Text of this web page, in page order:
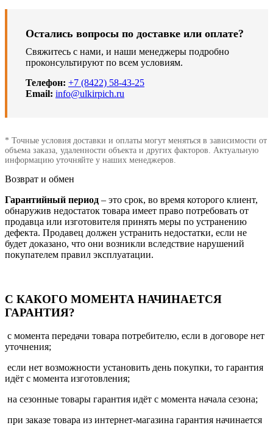
Остались вопросы по доставке или оплате?
Свяжитесь с нами, и наши менеджеры подробно
проконсультируют по всем условиям.
Телефон: +7 (8422) 58-43-25
Email: info@ulkirpich.ru
* Точные условия доставки и оплаты могут меняться в зависимости от
объема заказа, удаленности объекта и других факторов. Актуальную
информацию уточняйте у наших менеджеров.
Возврат и обмен
Гарантийный период – это срок, во время которого клиент,
обнаружив недостаток товара имеет право потребовать от
продавца или изготовителя принять меры по устранению
дефекта. Продавец должен устранить недостатки, если не
будет доказано, что они возникли вследствие нарушений
покупателем правил эксплуатации.
С КАКОГО МОМЕНТА НАЧИНАЕТСЯ
ГАРАНТИЯ?
с момента передачи товара потребителю, если в договоре нет
уточнения;
если нет возможности установить день покупки, то гарантия
идёт с момента изготовления;
на сезонные товары гарантия идёт с момента начала сезона;
при заказе товара из интернет-магазина гарантия начинается